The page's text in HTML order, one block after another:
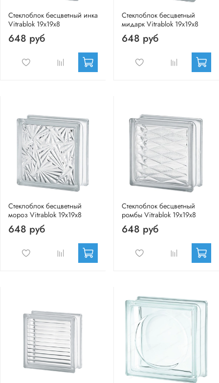
Стеклоблок бесцветный инка
Vitrablok 19х19х8
648 руб
Стеклоблок бесцветный
мидарк Vitrablok 19х19х8
648 руб
Стеклоблок бесцветный
мороз Vitrablok 19х19х8
648 руб
Стеклоблок бесцветный
ромбы Vitrablok 19х19х8
648 руб